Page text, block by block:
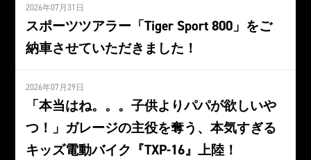
2026年07月31日
スポーツツアラー「Tiger Sport 800」をご
納車させていただきました！
2026年07月29日
「本当はね。。。子供よりパパが欲しいや
つ！」ガレージの主役を奪う、本気すぎる
キッズ電動バイク『TXP-16』上陸！